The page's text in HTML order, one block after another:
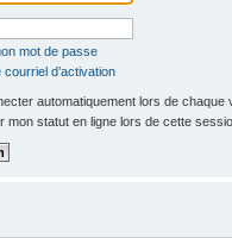
mot de passe
d’activation
automatiquement lors de chaque
mon statut en ligne lors de cette